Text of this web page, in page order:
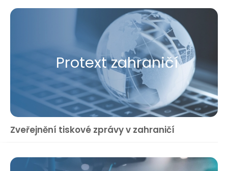
Protext zahraničí
Zveřejnění tiskové zprávy v zahraničí